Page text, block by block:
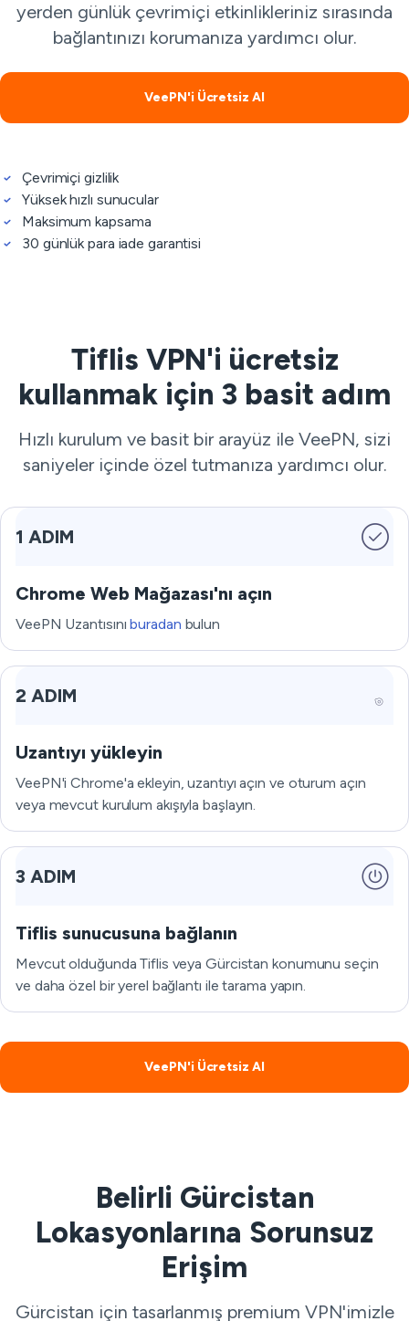
yerden günlük çevrimiçi etkinlikleriniz sırasında
bağlantınızı korumanıza yardımcı olur.
VeePN'i Ücretsiz Al
Çevrimiçi gizlilik
Yüksek hızlı sunucular
Maksimum kapsama
30 günlük para iade garantisi
Tiflis VPN'i ücretsiz
kullanmak için 3 basit adım
Hızlı kurulum ve basit bir arayüz ile VeePN, sizi
saniyeler içinde özel tutmanıza yardımcı olur.
1 ADIM
Chrome Web Mağazası'nı açın
VeePN Uzantısınıburadan bulun
2 ADIM
Uzantıyı yükleyin
VeePN'i Chrome'a ekleyin, uzantıyı açın ve oturum açın
veya mevcut kurulum akışıyla başlayın.
3 ADIM
Tiflis sunucusuna bağlanın
Mevcut olduğunda Tiflis veya Gürcistan konumunu seçin
ve daha özel bir yerel bağlantı ile tarama yapın.
VeePN'i Ücretsiz Al
Belirli Gürcistan
Lokasyonlarına Sorunsuz
Erişim
Gürcistan için tasarlanmış premium VPN'imizle